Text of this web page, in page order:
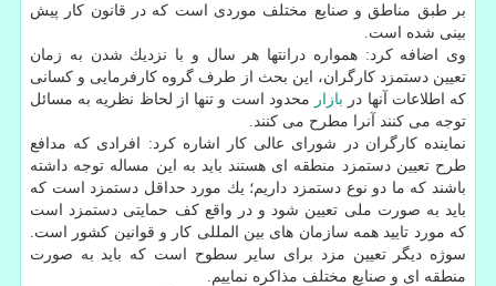
بر طبق مناطق و صنایع مختلف موردی است كه در قانون كار پیش
بینی شده است.
وی اضافه كرد: همواره درانتها هر سال و با نزدیك شدن به زمان
تعیین دستمزد كارگران، این بحث از طرف گروه كارفرمایی و كسانی
كه اطلاعات آنها در بازار محدود است و تنها از لحاظ نظریه به مسائل
توجه می كنند آنرا مطرح می كنند.
نماینده كارگران در شورای عالی كار اشاره كرد: افرادی كه مدافع
طرح تعیین دستمزد منطقه ای هستند باید به این مساله توجه داشته
باشند كه ما دو نوع دستمزد داریم؛ یك مورد حداقل دستمزد است كه
باید به صورت ملی تعیین شود و در واقع كف حمایتی دستمزد است
كه مورد تایید همه سازمان های بین المللی كار و قوانین كشور است.
سوژه دیگر تعیین مزد برای سایر سطوح است كه باید به صورت
منطقه ای و صنایع مختلف مذاكره نماییم.